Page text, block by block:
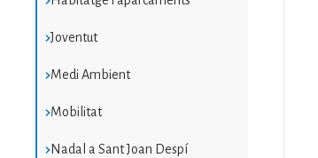
Joventut
Medi Ambient
Mobilitat
Nadal a Sant Joan Despí